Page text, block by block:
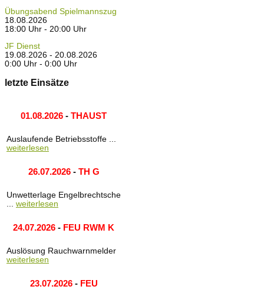
Übungsabend Spielmannszug
18.08.2026
18:00 Uhr - 20:00 Uhr
JF Dienst
19.08.2026 - 20.08.2026
0:00 Uhr - 0:00 Uhr
letzte Einsätze
01.08.2026 - THAUST
Auslaufende Betriebsstoffe ...
weiterlesen
26.07.2026- TH G
Unwetterlage Engelbrechtsche
... weiterlesen
24.07.2026 - FEU RWM K
Auslösung Rauchwarnmelder
weiterlesen
23.07.2026- FEU